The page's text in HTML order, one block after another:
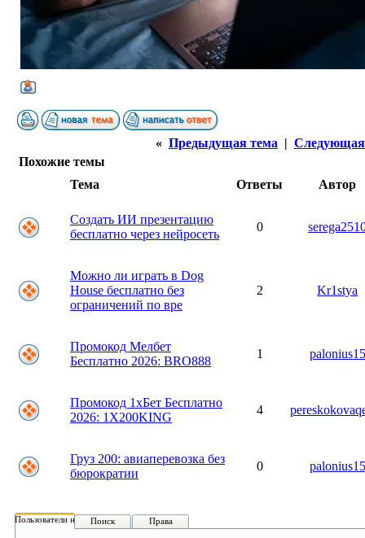
« Предыдущая тема | Следующая
Похожие темы
Тема
Ответы Автор
Создать ИИ презентацию
бесплатно через нейросеть
0
Можно ли играть в Dog
House бесплатно без
ограничений по вре
2 Kr1stya
Промокод Мелбет
Бесплатно 2026: BRO888
1 palonius15
Промокод 1хБет Бесплатно
2026: 1X200KING
4
Груз 200: авиаперевозка без
бюрократии
0 palonius15
Пользователи на форуме:
Поиск Права